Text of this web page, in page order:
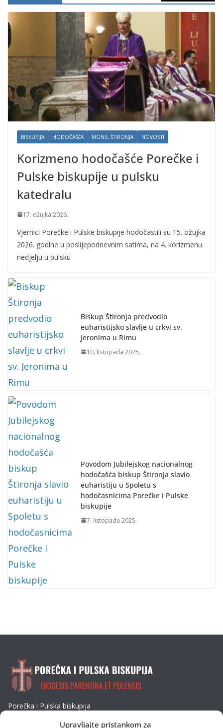
Upravljajte pristankom za
BISKUPIJA HODOČAŠĆA MONS. ŠTIRONJA NOVOSTI
Korizmeno hodočašće Porečke i
Pulske biskupije u pulsku
katedralu
17. ožujka 2026.
Vjernici Porečke i Pulske biskupije hodočastili su 15. ožujka
2026. godine u poslijepodnevnim satima, na 4. korizmenu
nedjelju u pulsku
Biskup Štironja predvodio
euharistijsko slavlje u crkvi sv.
Jeronima u Rimu
10. listopada 2025.
Povodom Jubilejskog nacionalnog
hodočašća biskup Štironja slavio
euharistiju u Spoletu s
hodočasnicima Porečke i Pulske
biskupije
7. listopada 2025.
Porečka i Pulska biskupija